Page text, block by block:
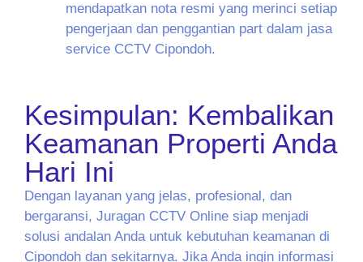
mendapatkan nota resmi yang merinci setiap
pengerjaan dan penggantian part dalam jasa
service CCTV Cipondoh.
Kesimpulan: Kembalikan
Keamanan Properti Anda
Hari Ini
Dengan layanan yang jelas, profesional, dan
bergaransi, Juragan CCTV Online siap menjadi
solusi andalan Anda untuk kebutuhan keamanan di
Cipondoh dan sekitarnya. Jika Anda ingin informasi